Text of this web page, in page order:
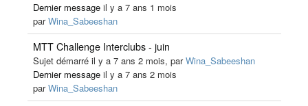
Dernier messageil y a 7 ans 1 mois
parWina_Sabeeshan
MTT Challenge Interclubs - juin
Sujet démarré il y a 7 ans 2 mois, parWina_Sabeeshan
Dernier messageil y a 7 ans 2 mois
parWina_Sabeeshan